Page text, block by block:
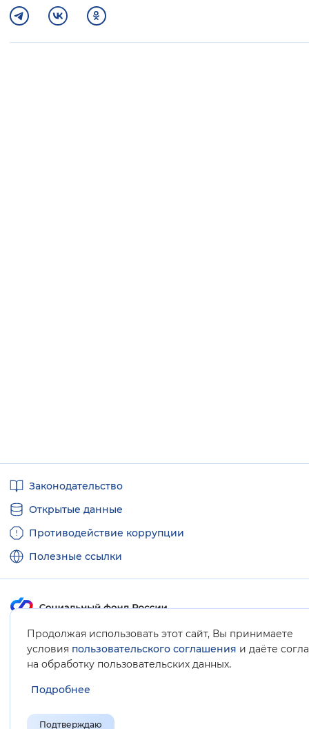
Продолжая использовать этот сайт, Вы принимаете
условия пользовательского соглашения и даёте
на обработку пользовательских данных.
Подробнее
Подтверждаю
ссылкиЗаконодательство
Открытые данные
Противодействие коррупции
Полезные ссылки
Карта сайта